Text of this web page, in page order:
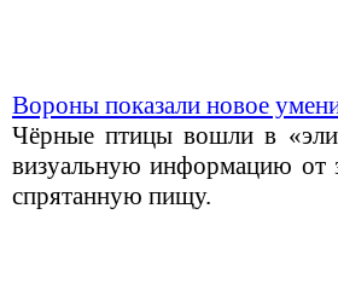
Вороны показали новое
Чёрные птицы вошли в
визуальную информацию от
спрятанную пищу.